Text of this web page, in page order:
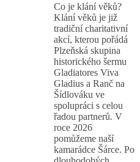
Co je klání věků?
Klání věků je již
tradiční charitativní
akcí, kterou pořádá
Plzeňská skupina
historického šermu
Gladiatores Viva
Gladius a Ranč na
Šídlováku ve
spolupráci s celou
řadou partnerů. V
roce 2026
pomůžeme naší
kamarádce Šárce. Po